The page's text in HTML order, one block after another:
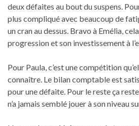
deux défaites au bout du suspens.
plus compliqué avec beaucoup de
un cran au dessus. Bravo à Emélia,
progression et son investissement à
Pour Paula, c’est une compétition
connaître. Le bilan comptable est
pour une défaite. Pour le reste ça
n’a jamais semblé jouer à son niveau